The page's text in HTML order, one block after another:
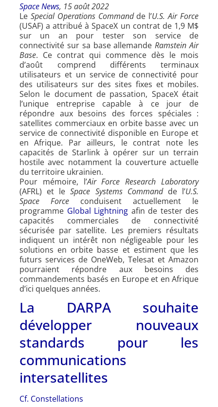
Space News, 15 août 2022
Le Special Operations Command de l’U.S. Air Force
(USAF) a attribué à SpaceX un contrat de 1,9 M$
sur un an pour tester son service de
connectivité sur sa base allemandeRamstein Air
Base. Ce contrat qui commence dès le mois
d’août comprend différents terminaux
utilisateurs et un service de connectivité pour
des utilisateurs sur des sites fixes et mobiles.
Selon le document de passation, SpaceX était
l’unique entreprise capable à ce jour de
répondre aux besoins des forces spéciales :
satellites commerciaux en orbite basse avec un
service de connectivité disponible en Europe et
en Afrique. Par ailleurs, le contrat note les
capacités de Starlink à opérer sur un terrain
hostile avec notamment la couverture actuelle
du territoire ukrainien.
Pour mémoire, l’Air Force Research Laboratory
(AFRL) et leSpace Systems Command de l’U.S.
Space Force conduisent actuellement le
programme Global Lightning afin de tester des
capacités commerciales de connectivité
sécurisée par satellite. Les premiers résultats
indiquent un intérêt non négligeable pour les
solutions en orbite basse et estiment que les
futurs services de OneWeb, Telesat et Amazon
pourraient répondre aux besoins des
commandements basés en Europe et en Afrique
d’ici quelques années.
La DARPA souhaite
développer nouveaux
standards pour les
communications
intersatellites
Cf. Constellations